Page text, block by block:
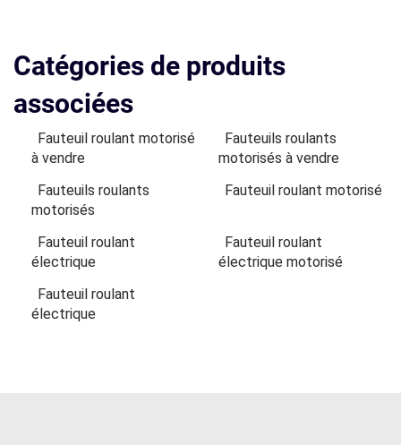
Catégories de produits
associées
Fauteuil roulant motorisé
à vendre
Fauteuils roulants
motorisés à vendre
Fauteuils roulants
motorisés
Fauteuil roulant motorisé
Fauteuil roulant
électrique
Fauteuil roulant
électrique motorisé
Fauteuil roulant
électrique